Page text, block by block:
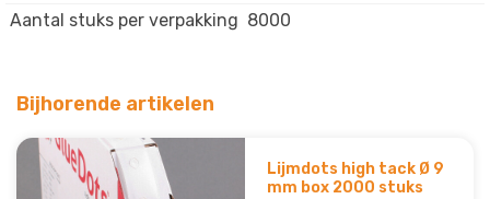
Aantal stuks per verpakking 8000
Bijhorende artikelen
Lijmdots high tack Ø 9
mm box 2000 stuks